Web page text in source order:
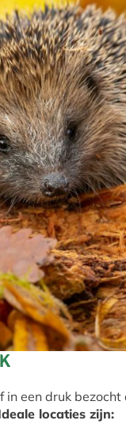
een druk
locaties zijn: